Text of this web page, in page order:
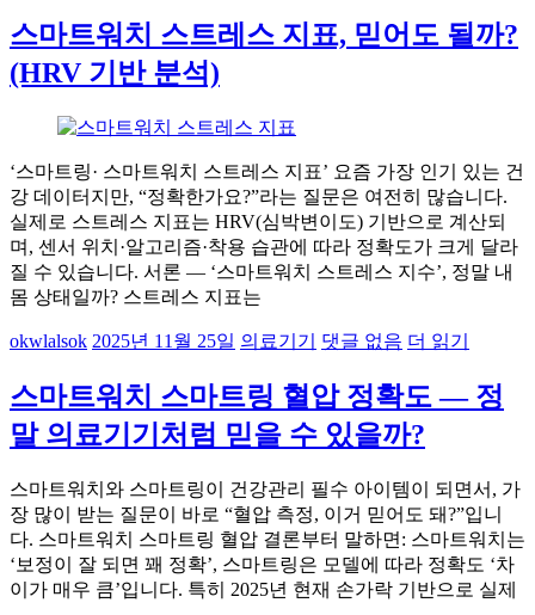
스마트워치 스트레스 지표, 믿어도 될까?
(HRV 기반 분석)
‘스마트링· 스마트워치 스트레스 지표’ 요즘 가장 인기 있는 건
강 데이터지만, “정확한가요?”라는 질문은 여전히 많습니다.
실제로 스트레스 지표는 HRV(심박변이도) 기반으로 계산되
며, 센서 위치·알고리즘·착용 습관에 따라 정확도가 크게 달라
질 수 있습니다. 서론 — ‘스마트워치 스트레스 지수’, 정말 내
몸 상태일까? 스트레스 지표는
okwlalsok 2025년 11월 25일 의료기기 댓글 없음 더 읽기
스마트워치 스마트링 혈압 정확도 — 정
말 의료기기처럼 믿을 수 있을까?
스마트워치와 스마트링이 건강관리 필수 아이템이 되면서, 가
장 많이 받는 질문이 바로 “혈압 측정, 이거 믿어도 돼?”입니
다. 스마트워치 스마트링 혈압 결론부터 말하면: 스마트워치는
‘보정이 잘 되면 꽤 정확’, 스마트링은 모델에 따라 정확도 ‘차
이가 매우 큼’입니다. 특히 2025년 현재 손가락 기반으로 실제